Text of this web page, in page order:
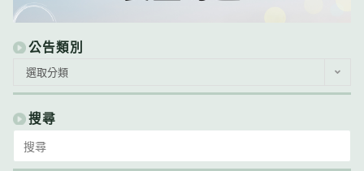
公告類別
類
別
選取分類
搜尋
for: